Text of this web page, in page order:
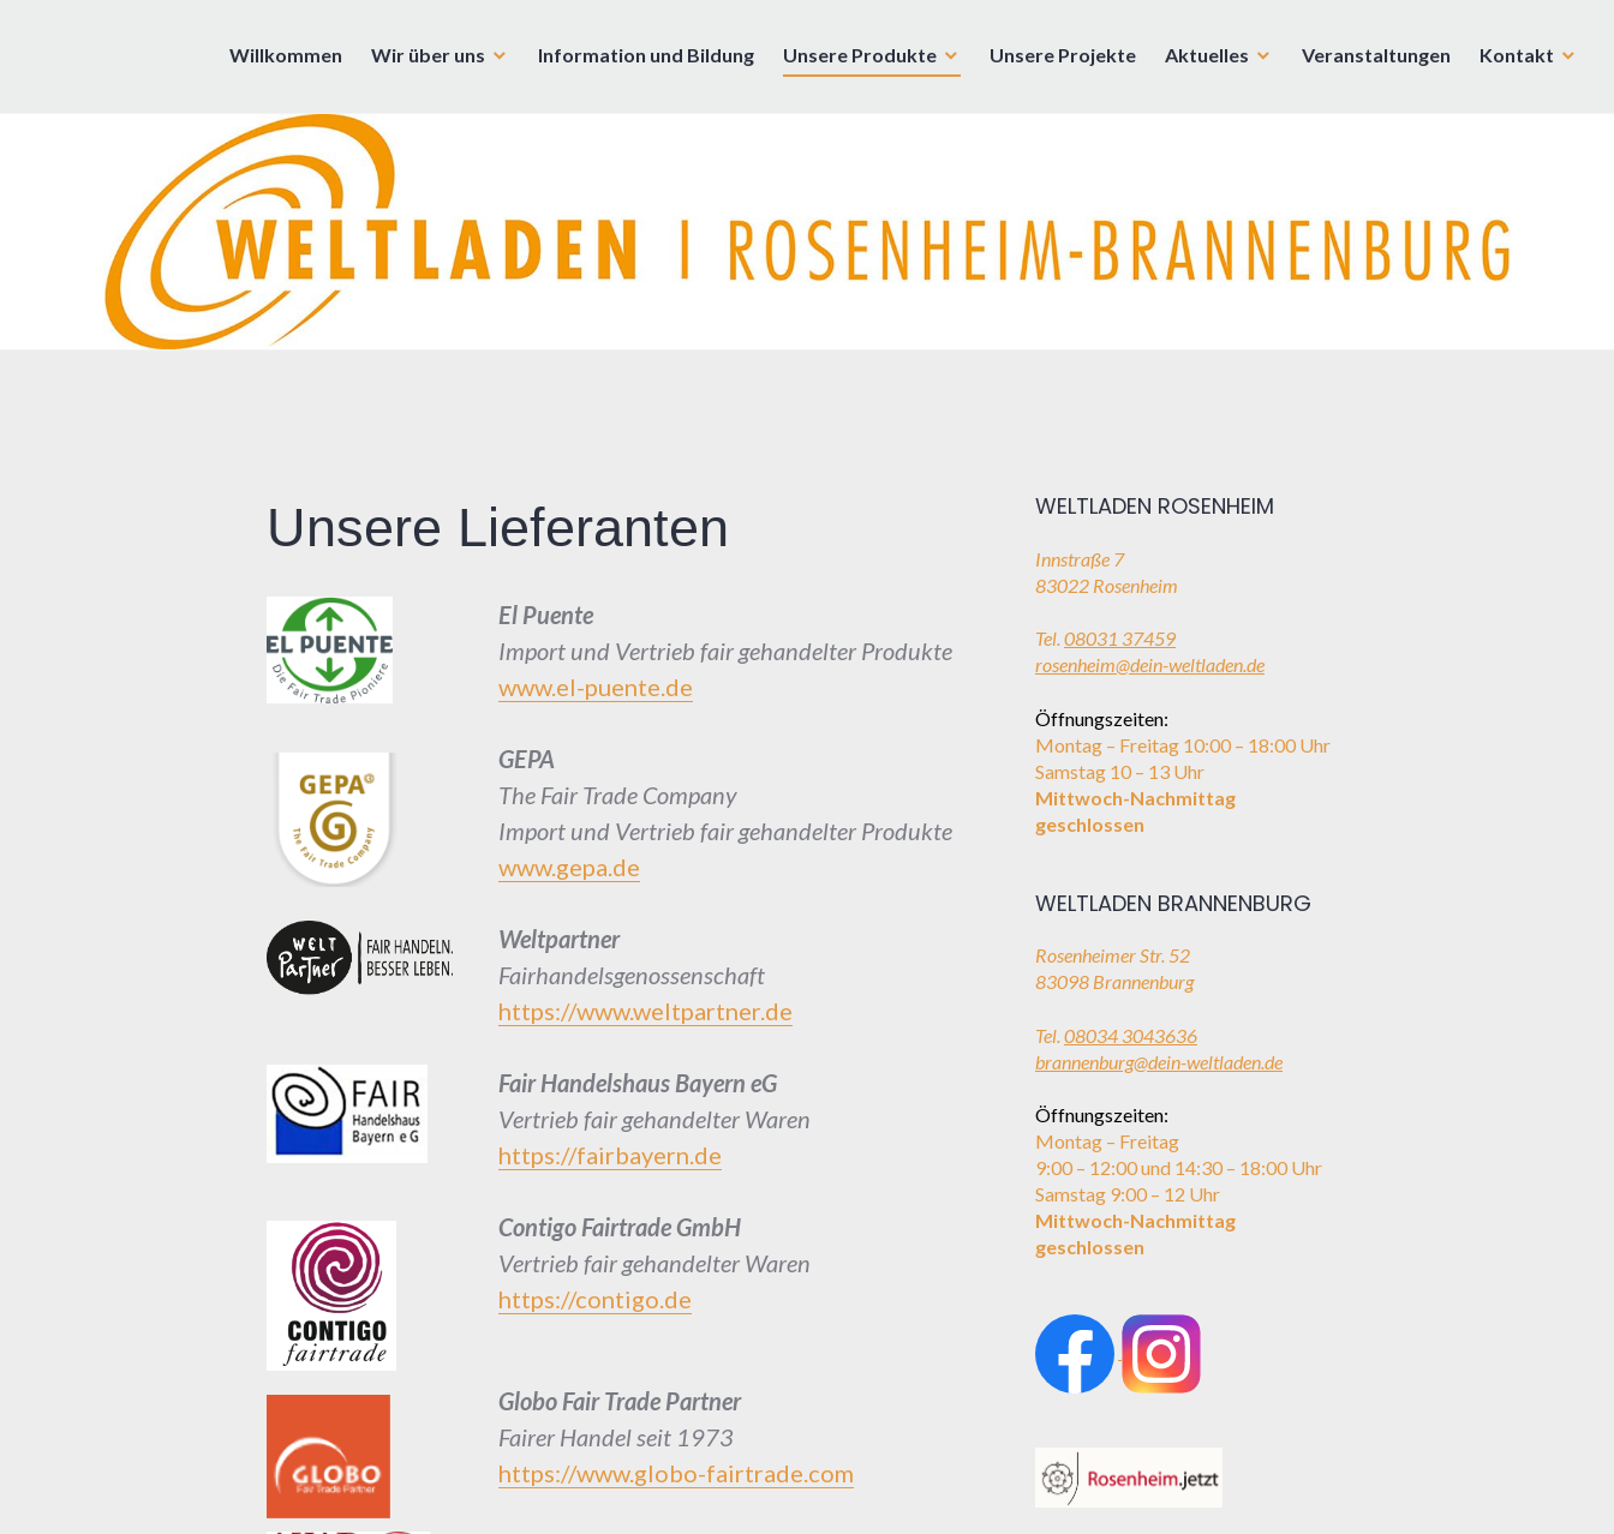
Weltladen | Rosenheim | Brannenburg
Willkommen Wir über uns Information und Bildung Unsere Produkte Unsere Projekte Aktuelles Veranstaltungen Kontakt
Unsere Lieferanten
El Puente
Import und Vertrieb fair gehandelter Produkte
www.el-puente.de
GEPA
The Fair Trade Company
Import und Vertrieb fair gehandelter Produkte
www.gepa.de
Weltpartner
Fairhandelsgenossenschaft
https://www.weltpartner.de
Fair Handelshaus Bayern eG
Vertrieb fair gehandelter Waren
https://fairbayern.de
Contigo Fairtrade GmbH
Vertrieb fair gehandelter Waren
https://contigo.de
Globo Fair Trade Partner
Fairer Handel seit 1973
https://www.globo-fairtrade.com
WELTLADEN ROSENHEIM
Innstraße 7
83022 Rosenheim
Tel.08031 37459
rosenheim@dein-weltladen.de
Öffnungszeiten:
Montag – Freitag 10:00 – 18:00 Uhr
Samstag 10 – 13 Uhr
Mittwoch-Nachmittag
geschlossen
WELTLADEN BRANNENBURG
Rosenheimer Str. 52
83098 Brannenburg
Tel. 08034 3043636
brannenburg@dein-weltladen.de
Öffnungszeiten:
Montag – Freitag
9:00 – 12:00 und 14:30 – 18:00 Uhr
Samstag 9:00 – 12 Uhr
Mittwoch-Nachmittag
geschlossen